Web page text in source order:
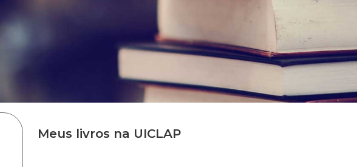
Meus livros na UICLAP